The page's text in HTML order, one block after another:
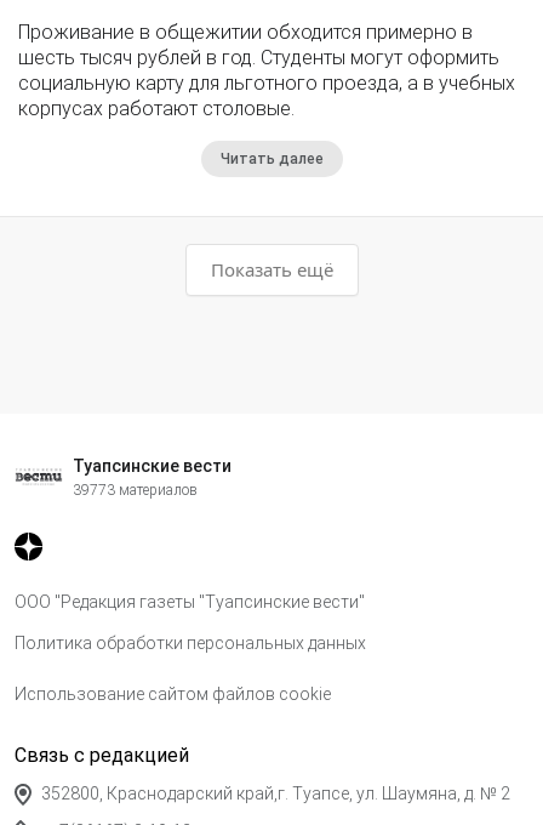
Проживание в общежитии обходится примерно в
шесть тысяч рублей в год. Студенты могут оформить
социальную карту для льготного проезда, а в учебных
корпусах работают столовые.
Читать далее
Показать ещё
Туапсинские вести
39773 материалов
ООО "Редакция газеты "Туапсинские вести"
Политика обработки персональных данных
Использование сайтом файлов cookie
Связь с редакцией
352800, Краснодарский край,г. Туапсе, ул. Шаумяна, д. № 2